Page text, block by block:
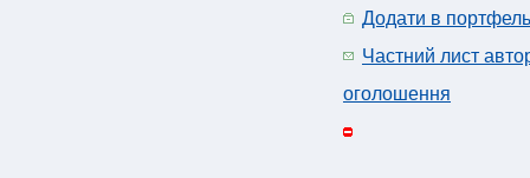
Додати в портфель
Частний лист
оголошення